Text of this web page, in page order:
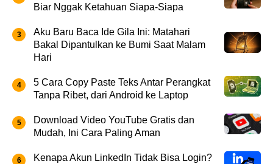
Biar Nggak Ketahuan Siapa-Siapa
Aku Baru Baca Ide Gila Ini: Matahari
Bakal Dipantulkan ke Bumi Saat Malam
Hari
5 Cara Copy Paste Teks Antar Perangkat
Tanpa Ribet, dari Android ke Laptop
Download Video YouTube Gratis dan
Mudah, Ini Cara Paling Aman
Kenapa Akun LinkedIn Tidak Bisa Login?